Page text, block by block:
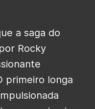
a saga do
Rocky
primeiro longa